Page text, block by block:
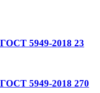
ГОСТ 5949-2018 23
ГОСТ 5949-2018 270